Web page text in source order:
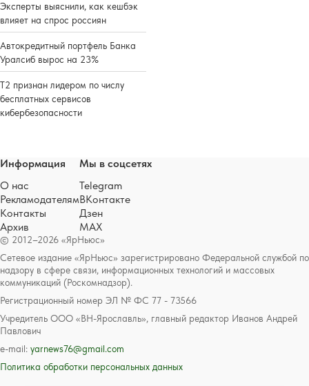
Эксперты выяснили, как кешбэк
влияет на спрос россиян
Автокредитный портфель Банка
Уралсиб вырос на 23%
Т2 признан лидером по числу
бесплатных сервисов
кибербезопасности
© 2012–2026 «ЯрНьюс»
Сетевое издание «ЯрНьюс» зарегистрировано Федеральной службой по
надзору в сфере связи, информационных технологий и массовых
коммуникаций (Роскомнадзор).
Регистрационный номер ЭЛ № ФС 77 - 73566
Учредитель ООО «ВН-Ярославль», главный редактор Иванов Андрей
Павлович
e-mail: yarnews76@gmail.com
Политика обработки персональных данных
Информация
О нас
Рекламодателям
Контакты
Архив
Мы в соцсетях
Telegram
ВКонтакте
Дзен
MAX